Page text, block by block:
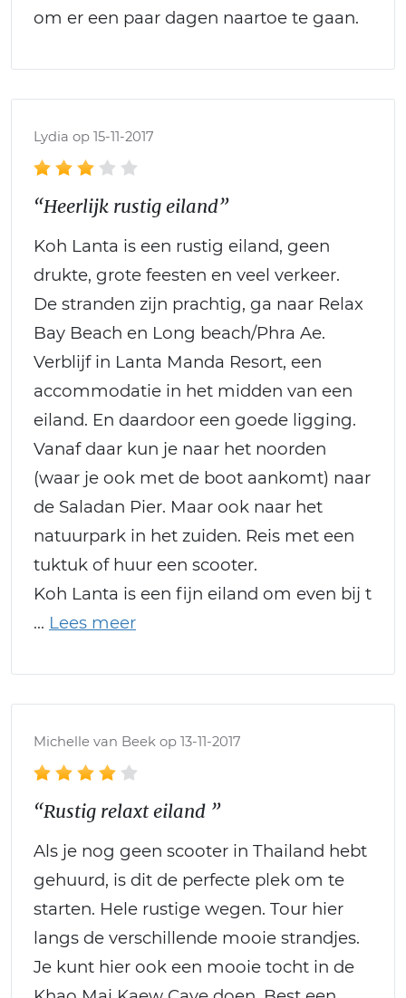
om er een paar dagen naartoe te gaan.
Lydia op 15-11-2017
“Heerlijk rustig eiland”
Koh Lanta is een rustig eiland, geen
drukte, grote feesten en veel verkeer.
De stranden zijn prachtig, ga naar Relax
Bay Beach en Long beach/Phra Ae.
Verblijf in Lanta Manda Resort, een
accommodatie in het midden van een
eiland. En daardoor een goede ligging.
Vanaf daar kun je naar het noorden
(waar je ook met de boot aankomt) naar
de Saladan Pier. Maar ook naar het
natuurpark in het zuiden. Reis met een
tuktuk of huur een scooter.
Koh Lanta is een fijn eiland om even bij t
Michelle van Beek op 13-11-2017
“Rustig relaxt eiland ”
Als je nog geen scooter in Thailand hebt
gehuurd, is dit de perfecte plek om te
starten. Hele rustige wegen. Tour hier
langs de verschillende mooie strandjes.
Je kunt hier ook een mooie tocht in de